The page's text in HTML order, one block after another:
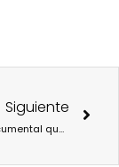
Siguiente
‘Natchez’: el documental que deconstruye la postal romántica del Viejo Sur